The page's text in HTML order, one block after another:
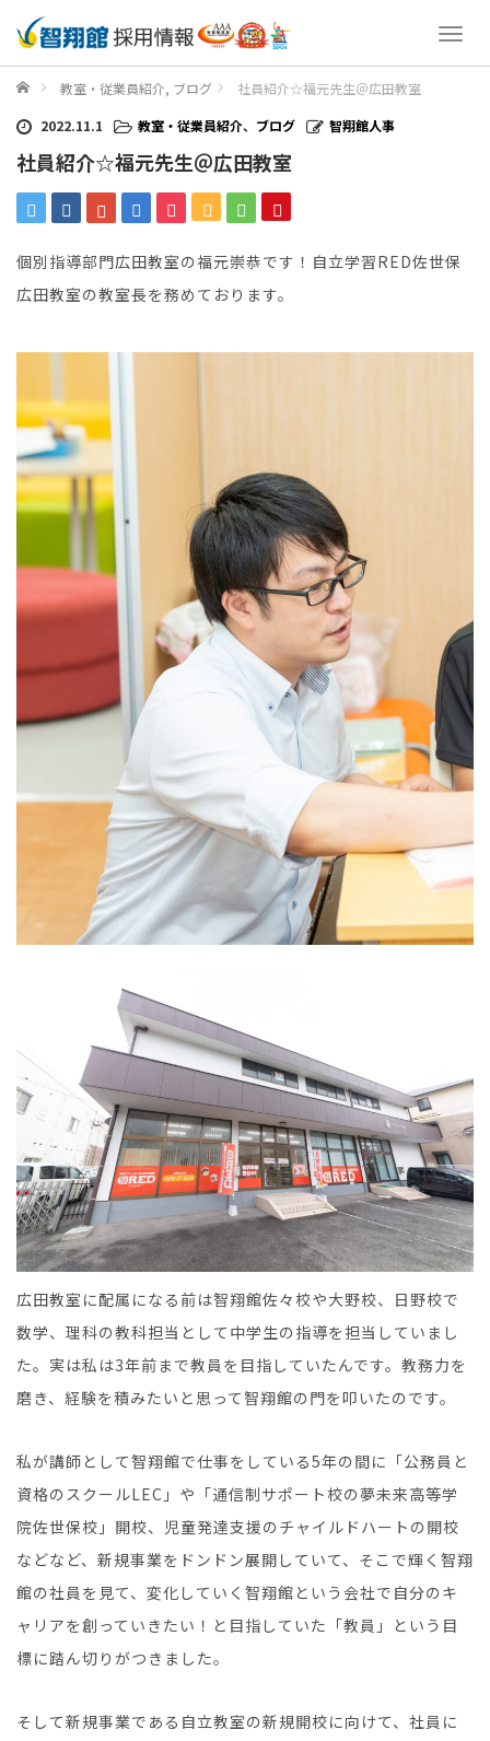
T
g
ホーム 教室・従業員紹介, ブログ
社員紹介☆福元先生＠広田教室
2022.11.1
教室・従業員紹介、 ブログ 智翔館人事
社員紹介☆福元先生＠広田教室
個別指導部門広田教室の福元崇恭です！自立学習RED佐世保
広田教室の教室長を務めております。
広田教室に配属になる前は智翔館佐々校や大野校、日野校で
数学、理科の教科担当として中学生の指導を担当していまし
た。実は私は3年前まで教員を目指していたんです。教務力を
磨き、経験を積みたいと思って智翔館の門を叩いたのです。
私が講師として智翔館で仕事をしている5年の間に「公務員と
資格のスクールLEC」や「通信制サポート校の夢未来高等学
院佐世保校」開校、児童発達支援のチャイルドハートの開校
などなど、新規事業をドンドン展開していて、そこで輝く智翔
館の社員を見て、変化していく智翔館という会社で自分のキ
ャリアを創っていきたい！と目指していた「教員」という目
標に踏ん切りがつきました。
そして新規事業である自立教室の新規開校に向けて、社員に